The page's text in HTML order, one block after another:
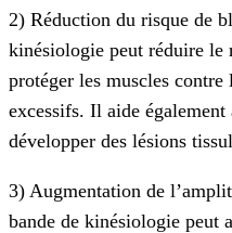
2) Réduction du risque de
kinésiologie peut réduire le
protéger les muscles contre
excessifs. Il aide
développer des lésions
3) Augmentation de
bande de kinésiologie peut